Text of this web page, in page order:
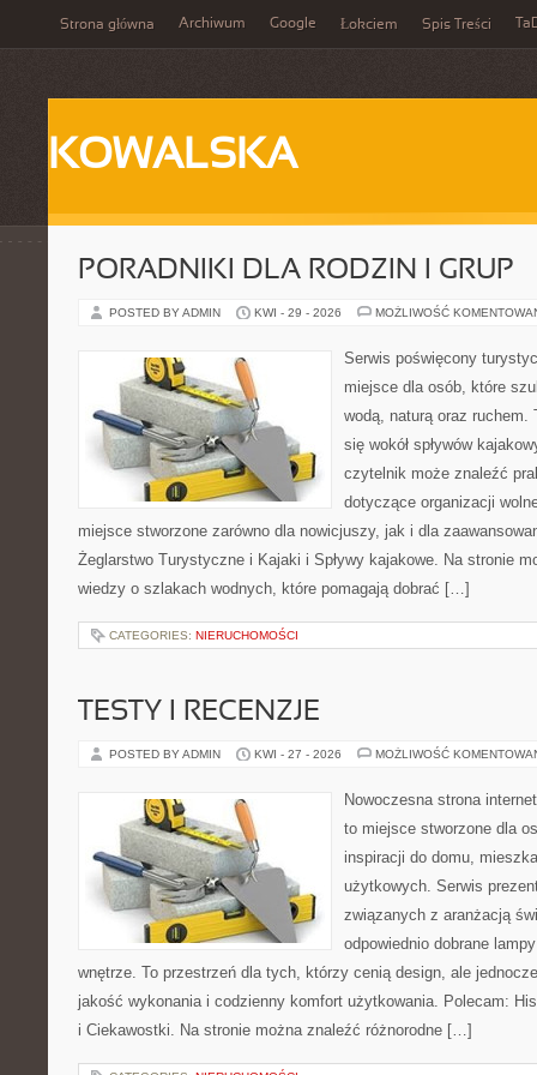
Strona główna Archiwum Google Łokciem Spis Treści
KOWALSKA
PORADNIKI DLA RODZIN I GRUP
POSTED BY ADMIN KWI - 29 - 2026 MOŻLIWOŚĆ
Serwis poświęcony
miejsce dla osób, które
wodą, naturą oraz ruchem.
się wokół spływów
czytelnik może znaleźć
dotyczące organizacji
miejsce stworzone zarówno dla nowicjuszy, jak i dla
Żeglarstwo Turystyczne i Kajaki i Spływy kajakowe. Na stronie
wiedzy o szlakach wodnych, które pomagają dobrać […]
CATEGORIES: NIERUCHOMOŚCI
TESTY I RECENZJE
POSTED BY ADMIN KWI - 27 - 2026 MOŻLIWOŚĆ
Nowoczesna strona
to miejsce stworzone dla
inspiracji do domu,
użytkowych. Serwis
związanych z aranżacją
odpowiednio dobrane
wnętrze. To przestrzeń dla tych, którzy cenią design, ale
jakość wykonania i codzienny komfort użytkowania. Polecam:
i Ciekawostki. Na stronie można znaleźć różnorodne […]